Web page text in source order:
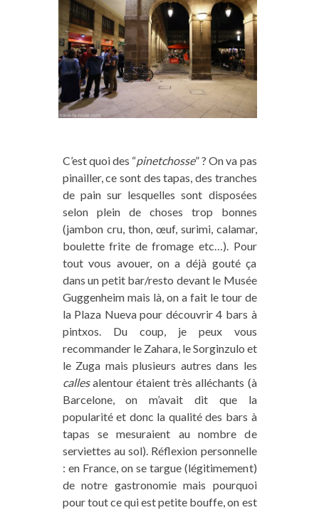
C’est quoi des “pinetchosse” ? On va pas
pinailler, ce sont des tapas, des tranches
de pain sur lesquelles sont disposées
selon plein de choses trop bonnes
(jambon cru, thon, œuf, surimi, calamar,
boulette frite de fromage etc…). Pour
tout vous avouer, on a déjà gouté ça
dans un petit bar/resto devant le Musée
Guggenheim mais là, on a fait le tour de
la Plaza Nueva pour découvrir 4 bars à
pintxos. Du coup, je peux vous
recommander le Zahara, le Sorginzulo et
le Zuga mais plusieurs autres dans les
callesalentour étaient très alléchants (à
Barcelone, on m’avait dit que la
popularité et donc la qualité des bars à
tapas se mesuraient au nombre de
serviettes au sol). Réflexion personnelle
: en France, on se targue (légitimement)
de notre gastronomie mais pourquoi
pour tout ce qui est petite bouffe, on est